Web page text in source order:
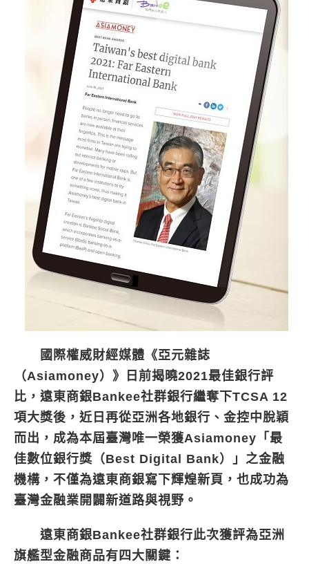
國際權威財經媒體《亞元雜誌
（Asiamoney）》日前揭曉2021最佳銀行評
比，遠東商銀Bankee社群銀行繼奪下TCSA 12
項大獎後，近日再從亞洲各地銀行、金控中脫穎
而出，成為本屆臺灣唯一榮獲Asiamoney「最
佳數位銀行獎（Best Digital Bank）」之金融
機構，不僅為遠東商銀寫下輝煌新頁，也成功為
臺灣金融業開闢新道路與視野。
遠東商銀Bankee社群銀行此次獲評為亞洲
旗艦型金融商品有四大關鍵：